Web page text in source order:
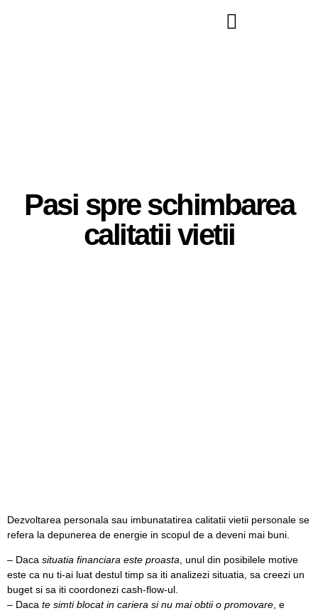
Pasi spre schimbarea
calitatii vietii
Dezvoltarea personala sau imbunatatirea calitatii vietii personale se
refera la depunerea de energie in scopul de a deveni mai buni.
– Daca situatia financiara este proasta , unul din posibilele motive
este ca nu ti-ai luat destul timp sa iti analizezi situatia, sa creezi un
buget si sa iti coordonezi cash-flow-ul.
– Daca te simti blocat in cariera si nu mai obtii o promovare , e